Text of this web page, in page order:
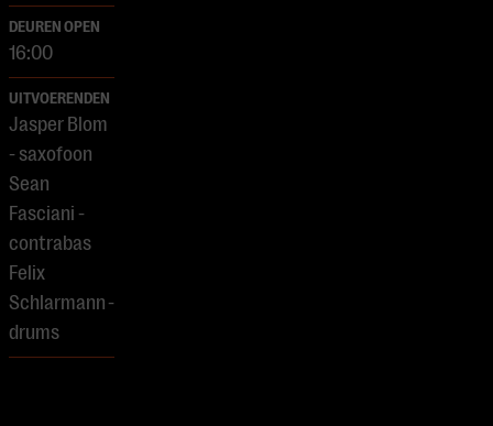
DEUREN OPEN
16:00
UITVOERENDEN
Jasper Blom
- saxofoon
Sean
Fasciani -
contrabas
Felix
Schlarmann -
drums